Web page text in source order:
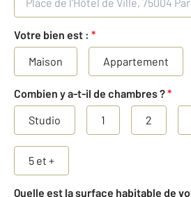
Votre bien est : *
Maison
Appartement
Combien y a-t-il de chambres ?*
Studio
1 2
5 et +
Quelle est la surface habitable de